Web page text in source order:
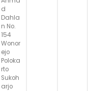
d
Dahla
n No.
154
Wonor
ejo
Poloka
rto
Sukoh
arjo